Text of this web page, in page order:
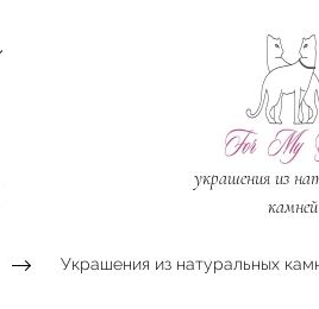
украшения из
камней
Украшения из натуральных